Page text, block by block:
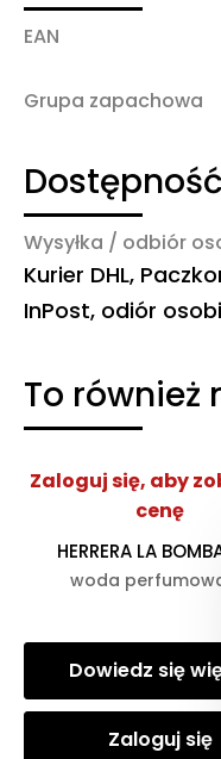
EAN
Grupa zapachowa
Wysyłka / odbiór
Kurier DHL,
InPost, odiór
To również
Zaloguj się, aby
cenę
HERRERA LA
woda
Dowiedz się
Zaloguj się